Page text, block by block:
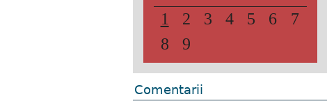
1 2 3 4 5 6
7
8
9
Comentarii